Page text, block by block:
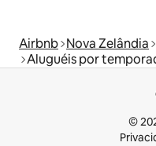
Airbnb Nova Zelândia
Aluguéis por
©